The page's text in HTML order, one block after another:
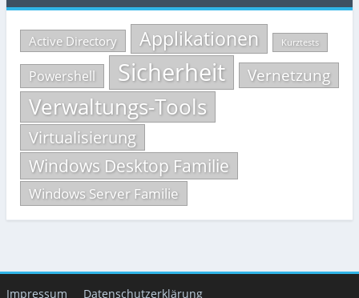
Active Directory Applikationen Kurztests
Powershell Sicherheit Vernetzung
Verwaltungs-Tools
Virtualisierung
Windows Desktop Familie
Windows Server Familie
Impressum Datenschutzerklärung